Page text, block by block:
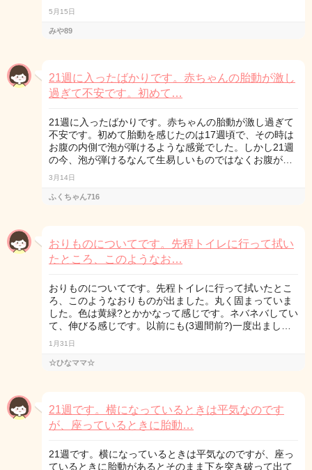
5月15日
みや89
21週に入ったばかりです。赤ちゃんの胎動が激し
過ぎて不安です。初めて…
21週に入ったばかりです。赤ちゃんの胎動が激し過ぎて
不安です。初めて胎動を感じたのは17週頃で、その時は
お腹の内側で泡が弾けるような感覚でした。しかし21週
の今、泡が弾けるなんて生易しいものではなくお腹が…
3月14日
ふくちゃん716
おりものについてです。先程トイレに行って拭い
たところ、このようなお…
おりものについてです。先程トイレに行って拭いたとこ
ろ、このようなおりものが出ました。丸く固まっていま
した。色は黄緑?とかかなって感じです。ネバネバしてい
て、伸びる感じです。以前にも(3週間前?)一度出まし…
1月31日
☆ひなママ☆
21週です。横になっているときは平気なのです
が、座っているときに胎動…
21週です。横になっているときは平気なのですが、座っ
ているときに胎動があるとそのまま下を突き破って出て